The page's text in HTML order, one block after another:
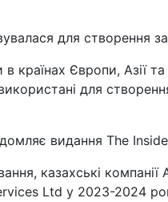
для створення
в країнах Європи, Азії
для
видання The
казахські
Ltd у 2023-2024